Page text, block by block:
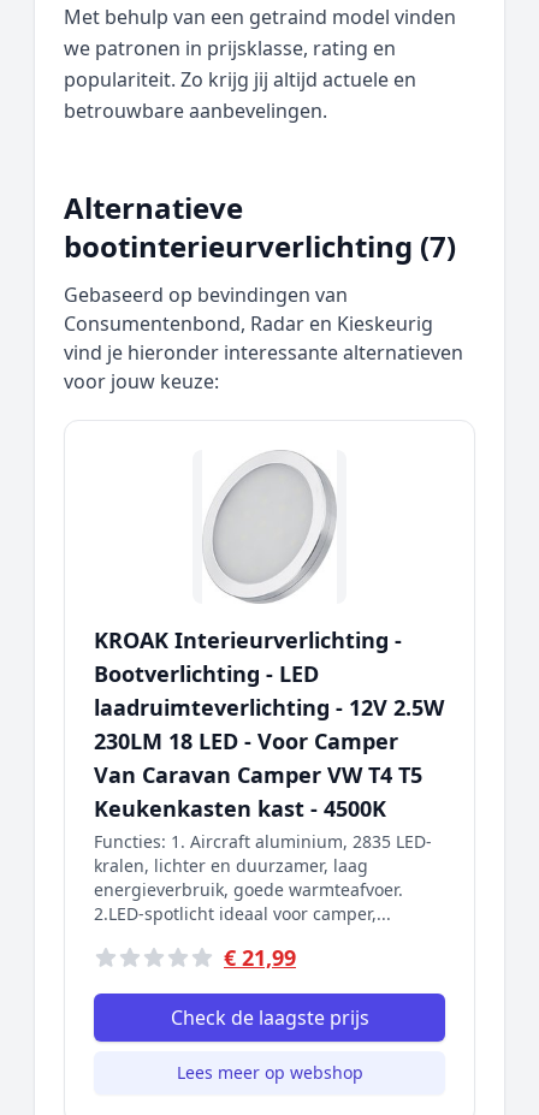
Met behulp van een getraind model vinden
we patronen in prijsklasse, rating en
populariteit. Zo krijg jij altijd actuele en
betrouwbare aanbevelingen.
Alternatieve
bootinterieurverlichting (7)
Gebaseerd op bevindingen van
Consumentenbond, Radar en Kieskeurig
vind je hieronder interessante alternatieven
voor jouw keuze:
KROAK Interieurverlichting -
Bootverlichting - LED
laadruimteverlichting - 12V 2.5W
230LM 18 LED - Voor Camper
Van Caravan Camper VW T4 T5
Keukenkasten kast - 4500K
Functies: 1. Aircraft aluminium, 2835 LED-
kralen, lichter en duurzamer, laag
energieverbruik, goede warmteafvoer.
2.LED-spotlicht ideaal voor camper,...
€ 21,99
Check de laagste prijs
Lees meer op webshop